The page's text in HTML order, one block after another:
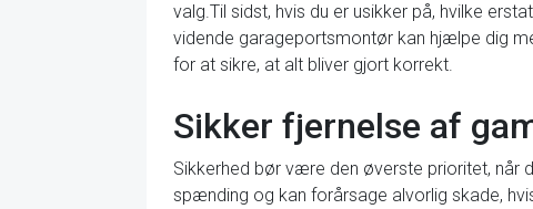
valg.Til sidst, hvis du er usikker på, hvilke
vidende garageportsmontør kan hjælpe dig
for at sikre, at alt bliver gjort korrekt.
Sikker fjernelse af
Sikkerhed bør være den øverste prioritet, når
spænding og kan forårsage alvorlig skade,